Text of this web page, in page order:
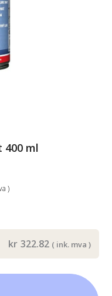
400 ml
)
kr 322.82 ( ink. mva )